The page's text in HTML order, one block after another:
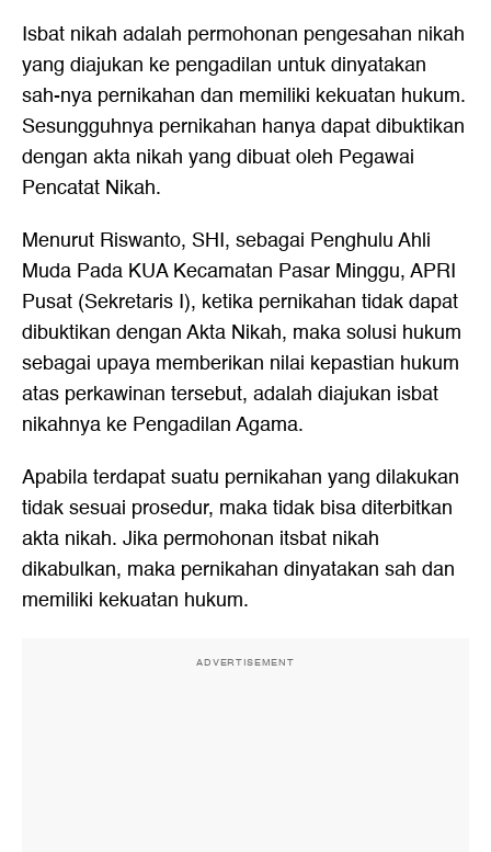
Isbat nikah adalah permohonan pengesahan nikah
yang diajukan ke pengadilan untuk dinyatakan
sah-nya pernikahan dan memiliki kekuatan hukum.
Sesungguhnya pernikahan hanya dapat dibuktikan
dengan akta nikah yang dibuat oleh Pegawai
Pencatat Nikah.
Menurut Riswanto, SHI, sebagai Penghulu Ahli
Muda Pada KUA Kecamatan Pasar Minggu, APRI
Pusat (Sekretaris I), ketika pernikahan tidak dapat
dibuktikan dengan Akta Nikah, maka solusi hukum
sebagai upaya memberikan nilai kepastian hukum
atas perkawinan tersebut, adalah diajukan isbat
nikahnya ke Pengadilan Agama.
Apabila terdapat suatu pernikahan yang dilakukan
tidak sesuai prosedur, maka tidak bisa diterbitkan
akta nikah. Jika permohonan itsbat nikah
dikabulkan, maka pernikahan dinyatakan sah dan
memiliki kekuatan hukum.
ADVERTISEMENT